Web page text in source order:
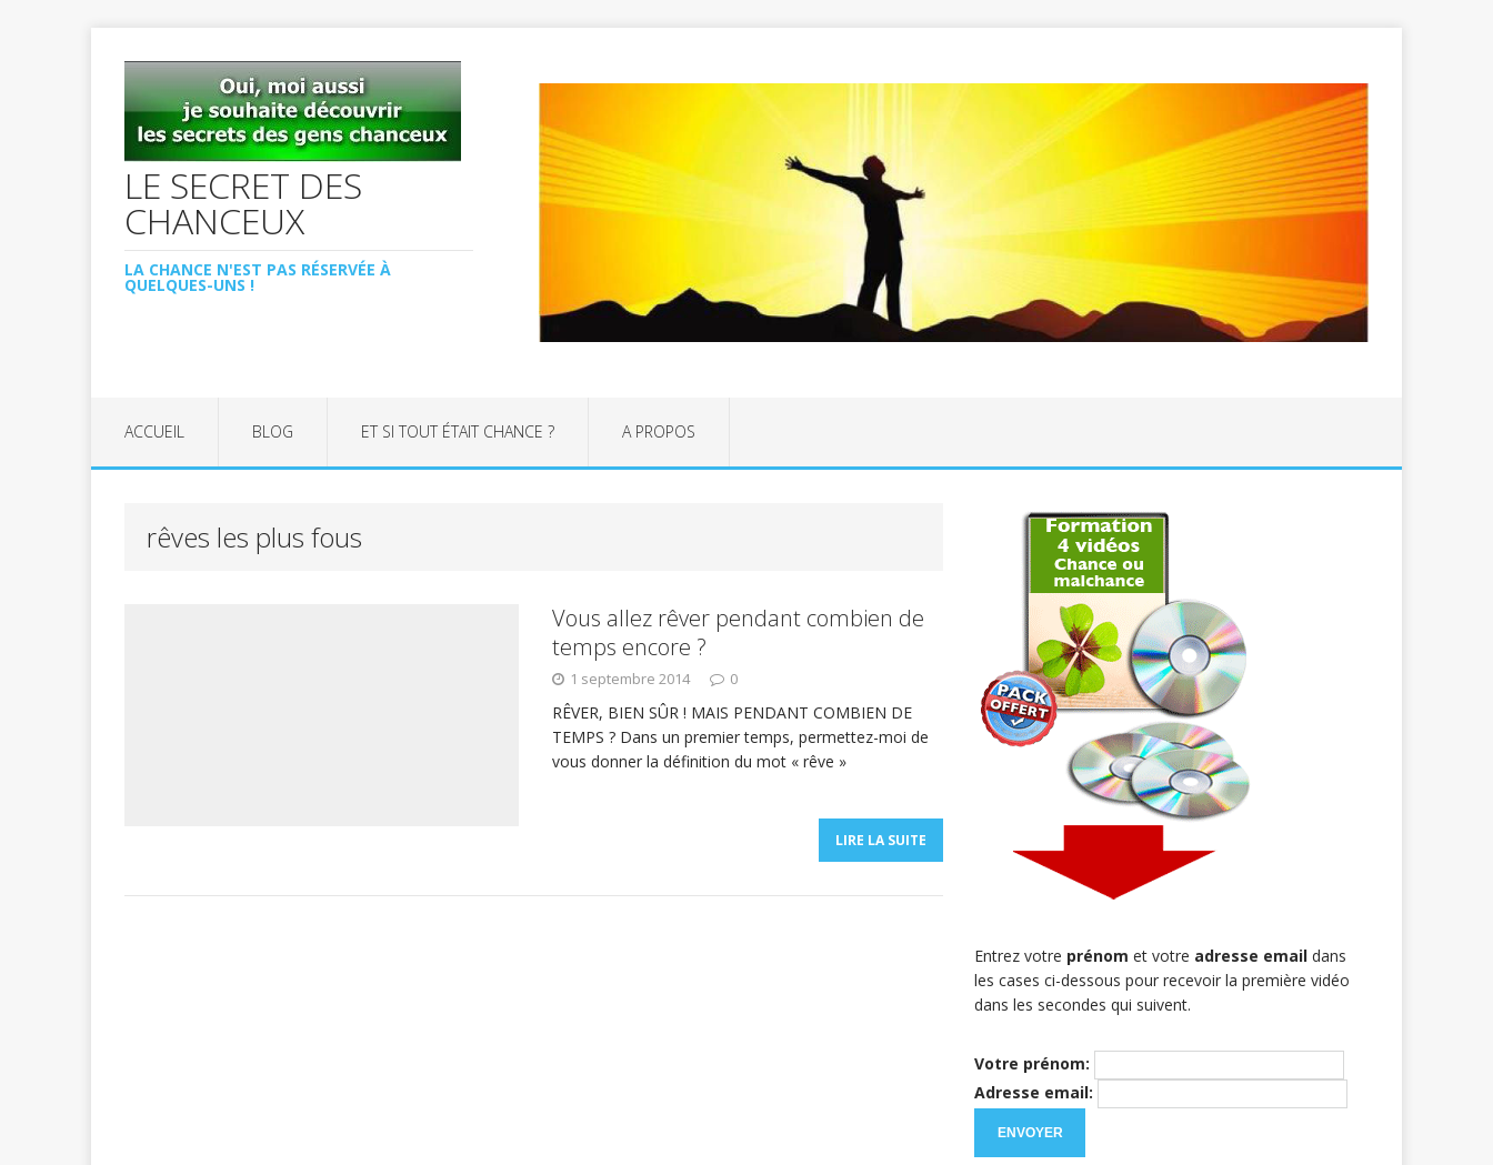
LE SECRET DES
CHANCEUX
LA CHANCE N'EST PAS RÉSERVÉE À
QUELQUES-UNS !
ACCUEIL BLOG ET SI TOUT ÉTAIT CHANCE ? A PROPOS
rêves les plus fous
Vous allez rêver pendant combien de
temps encore ?
1 septembre 2014 0
RÊVER, BIEN SÛR ! MAIS PENDANT COMBIEN DE
TEMPS ? Dans un premier temps, permettez-moi de
vous donner la définition du mot « rêve »
LIRE LA SUITE
Entrez votre prénom et votre adresse email dans
les cases ci-dessous pour recevoir la première vidéo
dans les secondes qui suivent.
Votre prénom:
Adresse email: